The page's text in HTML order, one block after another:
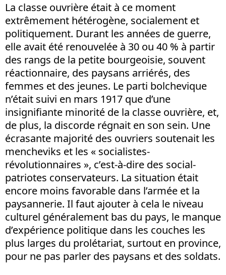
La classe ouvrière était à ce moment
extrêmement hétérogène, socialement et
politiquement. Durant les années de guerre,
elle avait été renouvelée à 30 ou 40 % à partir
des rangs de la petite bourgeoisie, souvent
réactionnaire, des paysans arriérés, des
femmes et des jeunes. Le parti bolchevique
n’était suivi en mars 1917 que d’une
insignifiante minorité de la classe ouvrière, et,
de plus, la discorde régnait en son sein. Une
écrasante majorité des ouvriers soutenait les
mencheviks et les « socialistes-
révolutionnaires », c’est-à-dire des social-
patriotes conservateurs. La situation était
encore moins favorable dans l’armée et la
paysannerie. Il faut ajouter à cela le niveau
culturel généralement bas du pays, le manque
d’expérience politique dans les couches les
plus larges du prolétariat, surtout en province,
pour ne pas parler des paysans et des soldats.